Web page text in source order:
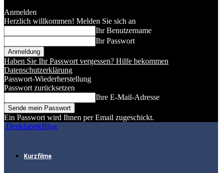
Anmelden
Herzlich willkommen! Melden Sie sich an
Ihr Benutzername
Ihr Passwort
Haben Sie Ihr Passwort vergessen? Hilfe bekommen
Datenschutzerklärung
Passwort-Wiederherstellung
Passwort zurücksetzen
Ihre E-Mail-Adresse
Ein Passwort wird Ihnen per Email zugeschickt.
DenkfabrikBlog
Kurzfilme